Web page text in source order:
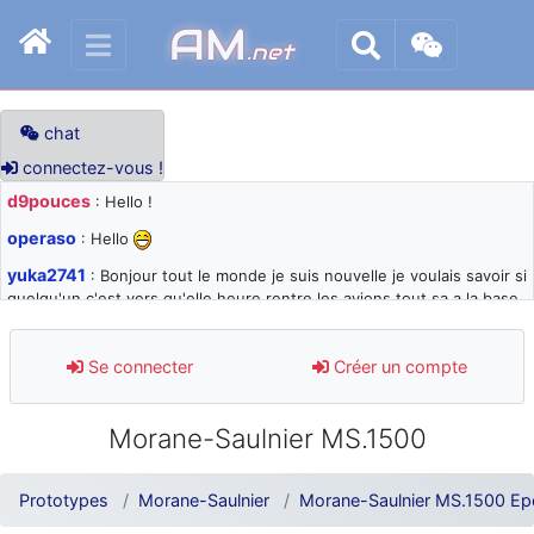
AM.net
chat
connectez-vous !
d9pouces : Hello !
operaso : Hello
yuka2741 : Bonjour tout le monde je suis nouvelle je voulais savoir si
quelqu'un c'est vers qu'elle heure rentre les avions tout sa a la base
d9pouces: désolé pour les quelques blocages du site ces derniers
jours : je teste des méthodes contre le spam et les bots trop nocifs
: Super, la nouvelle bannière
d9pouces
: je suis un avion@,._,+ > lesquels ? je ne suis pas sûr de
comprendre
Se connecter Créer un compte
Morane-Saulnier MS.1500
Prototypes Morane-Saulnier Morane-Saulnier MS.1500